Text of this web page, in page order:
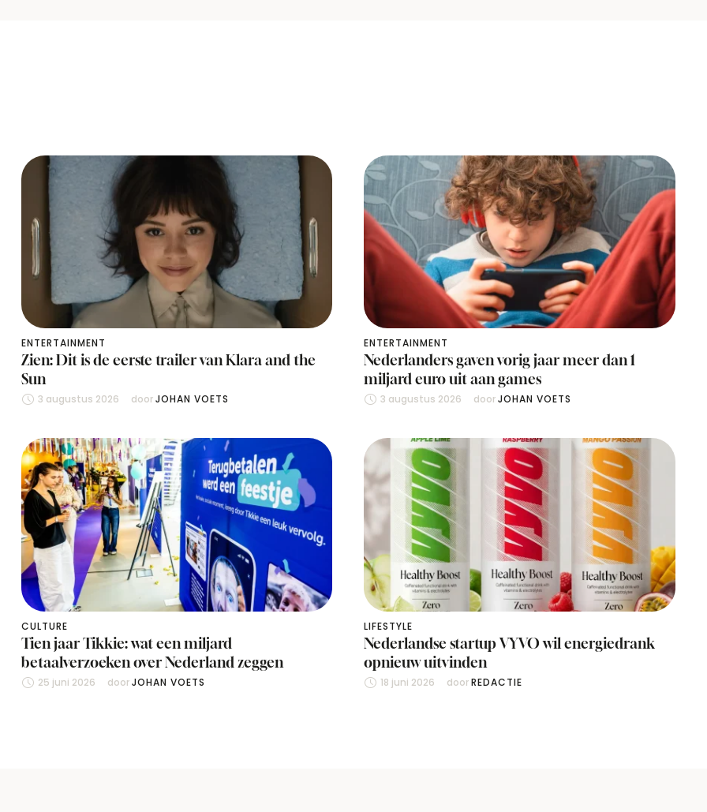
ENTERTAINMENT
Zien: Dit is de eerste trailer van Klara and the
Sun
3 augustus 2026 door JOHAN VOETS
ENTERTAINMENT
Nederlanders gaven vorig jaar meer dan 1
miljard euro uit aan games
3 augustus 2026 door JOHAN VOETS
CULTURE
Tien jaar Tikkie: wat een miljard
betaalverzoeken over Nederland zeggen
25 juni 2026 door JOHAN VOETS
LIFESTYLE
Nederlandse startup VYVO wil energiedrank
opnieuw uitvinden
18 juni 2026 door REDACTIE